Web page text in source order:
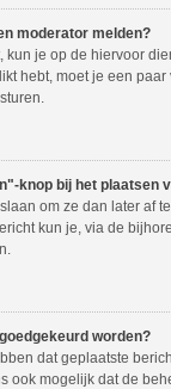
moderator melden?
kun je op de hiervoor
hebt, moet je een
knop bij het plaatsen
om ze dan later af
kun je, via de
worden?
dat geplaatste
ook mogelijk dat de